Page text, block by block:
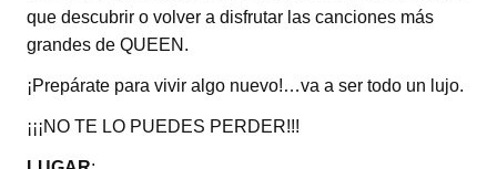
que descubrir o volver a disfrutar las canciones más
grandes de QUEEN.
¡Prepárate para vivir algo nuevo!…va a ser todo un lujo.
¡¡¡NO TE LO PUEDES PERDER!!!